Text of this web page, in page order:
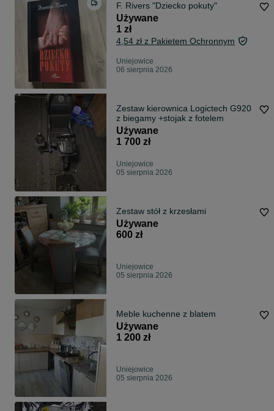
F. Rivers "Dziecko pokuty"
Używane
1 zł
4,54 zł z Pakietem Ochronnym
Uniejowice
06 sierpnia 2026
Zestaw kierownica Logictech G920
z biegamy +stojak z fotelem
Używane
1 700 zł
Uniejowice
05 sierpnia 2026
Zestaw stół z krzesłami
Używane
600 zł
Uniejowice
05 sierpnia 2026
Meble kuchenne z blatem
Używane
1 200 zł
Uniejowice
05 sierpnia 2026